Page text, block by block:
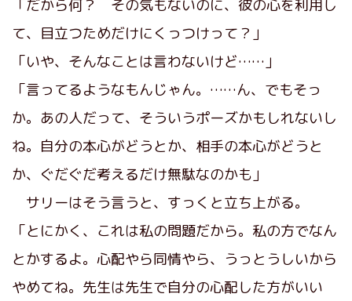
「だから何？ その気もないのに、彼の心を利用し
て、目立つためだけにくっつけって？」
「いや、そんなことは言わないけど……」
「言ってるようなもんじゃん。……ん、でもそっ
か。あの人だって、そういうポーズかもしれないし
ね。自分の本心がどうとか、相手の本心がどうと
か、ぐだぐだ考えるだけ無駄なのかも」
サリーはそう言うと、すっくと立ち上がる。
「とにかく、これは私の問題だから。私の方でなん
とかするよ。心配やら同情やら、うっとうしいから
やめてね。先生は先生で自分の心配した方がいい